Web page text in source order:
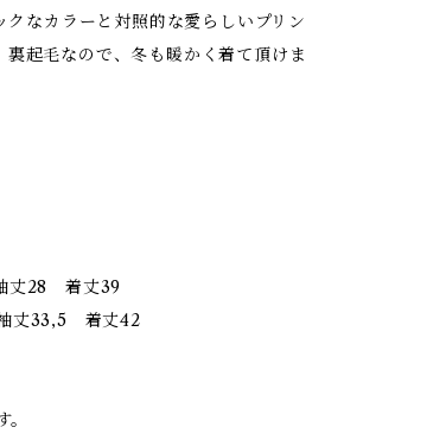
なカラーと対照的な愛らしいプリン
裏起毛なので、冬も暖かく着て頂けま
丈28 着丈39
丈33,5 着丈42